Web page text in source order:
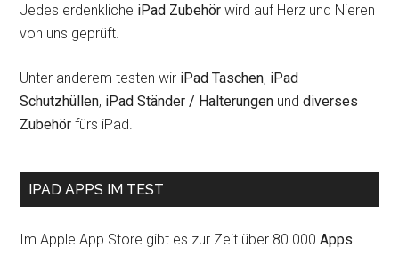
Jedes erdenkliche iPad Zubehör wird auf Herz und Nieren
von uns geprüft.
Unter anderem testen wir iPad Taschen, iPad
Schutzhüllen, iPad Ständer / Halterungen unddiverses
Zubehör fürs iPad.
IPAD APPS IM TEST
Im Apple App Store gibt es zur Zeit über 80.000Apps